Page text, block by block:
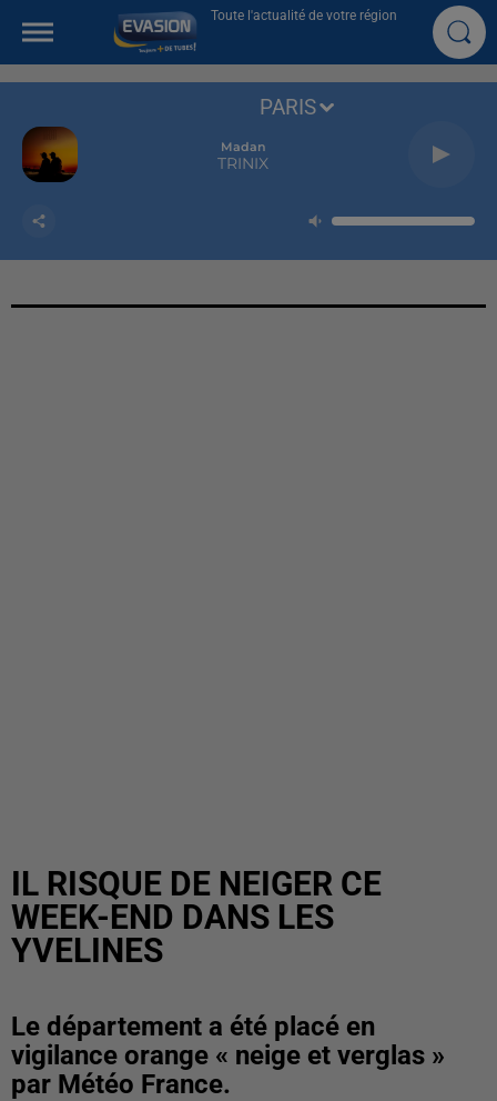
Toute l'actualité de votre région
Madan
TRINIX
PARIS
IL RISQUE DE NEIGER CE
WEEK-END DANS LES
YVELINES
Le département a été placé en
vigilance orange « neige et verglas »
par Météo France.